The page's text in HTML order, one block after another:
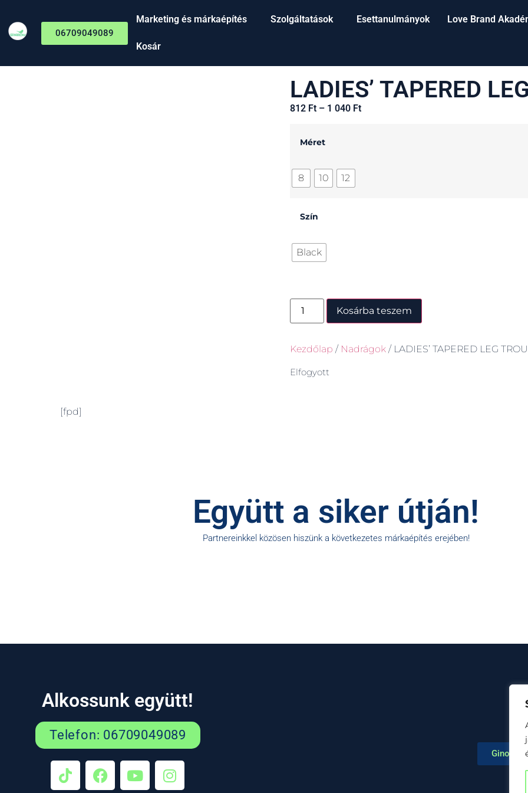
06709049089
Marketing és márkaépítés Szolgáltatások Esettanulmányok Love Brand
Kosár
LADIES’ TAPERED
812 Ft – 1 040 Ft
Méret
8 10 12
Szín
Black
Kosárba teszem
Kezdőlap / Nadrágok/ LADIES’ TAPERED LEG
Elfogyott
[fpd]
Együtt a siker útján!
Partnereinkkel közösen hiszünk a következetes márkaépítés erejében!
Alkossunk együtt!
Telefon: 06709049089
Ginop